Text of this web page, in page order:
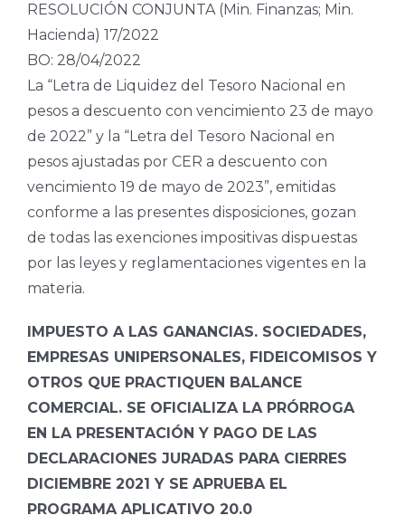
RESOLUCIÓN CONJUNTA (Min. Finanzas; Min.
Hacienda) 17/2022
BO: 28/04/2022
La “Letra de Liquidez del Tesoro Nacional en
pesos a descuento con vencimiento 23 de mayo
de 2022” y la “Letra del Tesoro Nacional en
pesos ajustadas por CER a descuento con
vencimiento 19 de mayo de 2023”, emitidas
conforme a las presentes disposiciones, gozan
de todas las exenciones impositivas dispuestas
por las leyes y reglamentaciones vigentes en la
materia.
IMPUESTO A LAS GANANCIAS. SOCIEDADES,
EMPRESAS UNIPERSONALES, FIDEICOMISOS Y
OTROS QUE PRACTIQUEN BALANCE
COMERCIAL. SE OFICIALIZA LA PRÓRROGA
EN LA PRESENTACIÓN Y PAGO DE LAS
DECLARACIONES JURADAS PARA CIERRES
DICIEMBRE 2021 Y SE APRUEBA EL
PROGRAMA APLICATIVO 20.0